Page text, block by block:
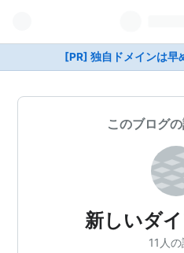
[PR] 独自ドメインは早
このブログ
新しいダ
11人